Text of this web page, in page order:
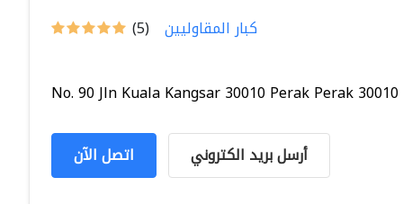
(5) كبار المقاوليين
No. 90 Jln Kuala Kangsar 30010 Perak Perak 30010
اتصل الآن أرسل بريد الكتروني